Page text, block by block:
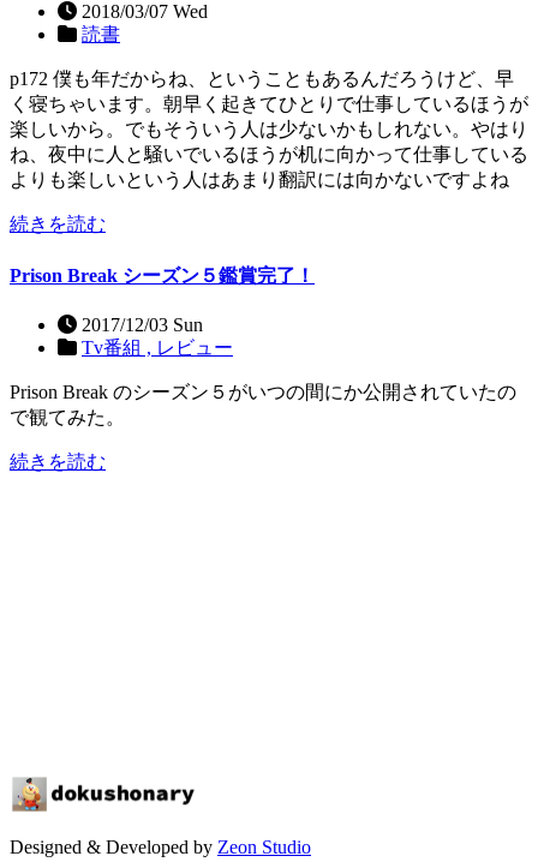
2018/03/07 Wed
読書
p172 僕も年だからね、ということもあるんだろうけど、早
く寝ちゃいます。朝早く起きてひとりで仕事しているほうが
楽しいから。でもそういう人は少ないかもしれない。やはり
ね、夜中に人と騒いでいるほうが机に向かって仕事している
よりも楽しいという人はあまり翻訳には向かないですよね
続きを読む
Prison Break シーズン５鑑賞完了！
2017/12/03 Sun
Tv番組 , レビュー
Prison Break のシーズン５がいつの間にか公開されていたの
で観てみた。
続きを読む
Designed & Developed by Zeon Studio